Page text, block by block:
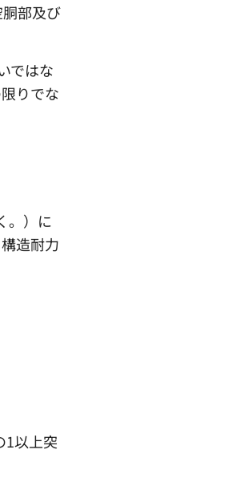
部及び
ではな
りでな
。）に
造耐力
1以上突